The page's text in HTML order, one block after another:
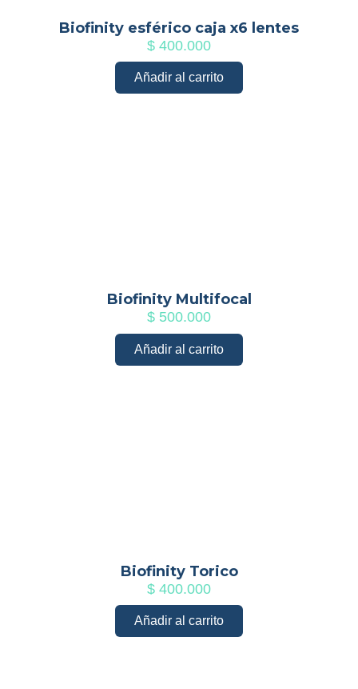
Biofinity esférico caja x6 lentes
$ 400.000
Añadir al carrito
Biofinity Multifocal
$ 500.000
Añadir al carrito
Biofinity Torico
$ 400.000
Añadir al carrito